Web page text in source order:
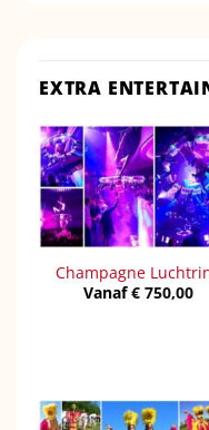
EXTRA
Champagne
Vanaf€ 750,00